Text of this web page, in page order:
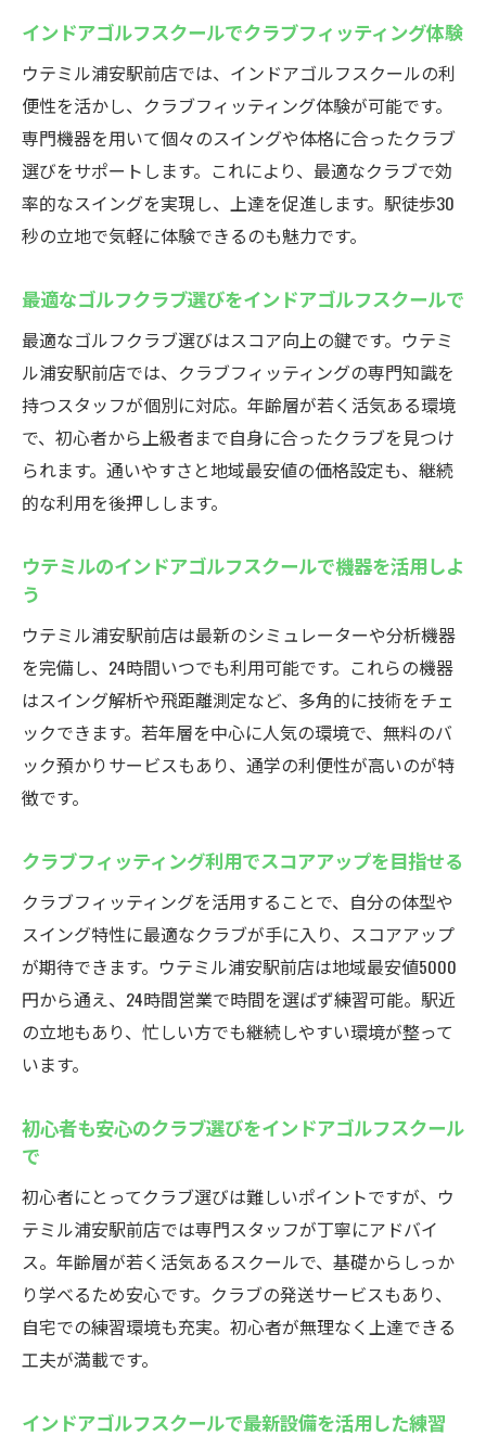
インドアゴルフスクールでクラブフィッティング体験
ウテミル浦安駅前店では、インドアゴルフスクールの利
便性を活かし、クラブフィッティング体験が可能です。
専門機器を用いて個々のスイングや体格に合ったクラブ
選びをサポートします。これにより、最適なクラブで効
率的なスイングを実現し、上達を促進します。駅徒歩30
秒の立地で気軽に体験できるのも魅力です。
最適なゴルフクラブ選びをインドアゴルフスクールで
最適なゴルフクラブ選びはスコア向上の鍵です。ウテミ
ル浦安駅前店では、クラブフィッティングの専門知識を
持つスタッフが個別に対応。年齢層が若く活気ある環境
で、初心者から上級者まで自身に合ったクラブを見つけ
られます。通いやすさと地域最安値の価格設定も、継続
的な利用を後押しします。
ウテミルのインドアゴルフスクールで機器を活用しよ
う
ウテミル浦安駅前店は最新のシミュレーターや分析機器
を完備し、24時間いつでも利用可能です。これらの機器
はスイング解析や飛距離測定など、多角的に技術をチェ
ックできます。若年層を中心に人気の環境で、無料のバ
ック預かりサービスもあり、通学の利便性が高いのが特
徴です。
クラブフィッティング利用でスコアアップを目指せる
クラブフィッティングを活用することで、自分の体型や
スイング特性に最適なクラブが手に入り、スコアアップ
が期待できます。ウテミル浦安駅前店は地域最安値5000
円から通え、24時間営業で時間を選ばず練習可能。駅近
の立地もあり、忙しい方でも継続しやすい環境が整って
います。
初心者も安心のクラブ選びをインドアゴルフスクール
で
初心者にとってクラブ選びは難しいポイントですが、ウ
テミル浦安駅前店では専門スタッフが丁寧にアドバイ
ス。年齢層が若く活気あるスクールで、基礎からしっか
り学べるため安心です。クラブの発送サービスもあり、
自宅での練習環境も充実。初心者が無理なく上達できる
工夫が満載です。
インドアゴルフスクールで最新設備を活用した練習